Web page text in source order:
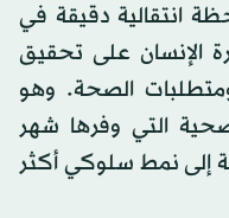
انتقالية دقيقة في
الإنسان على تحقيق
الصحة. وهو
التي وفرها شهر
إلى نمط سلوكي أكثر